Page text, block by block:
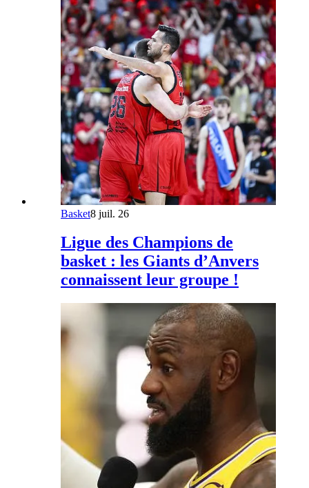
Basket8 juil. 26
Ligue des Champions de
basket : les Giants d’Anvers
connaissent leur groupe !